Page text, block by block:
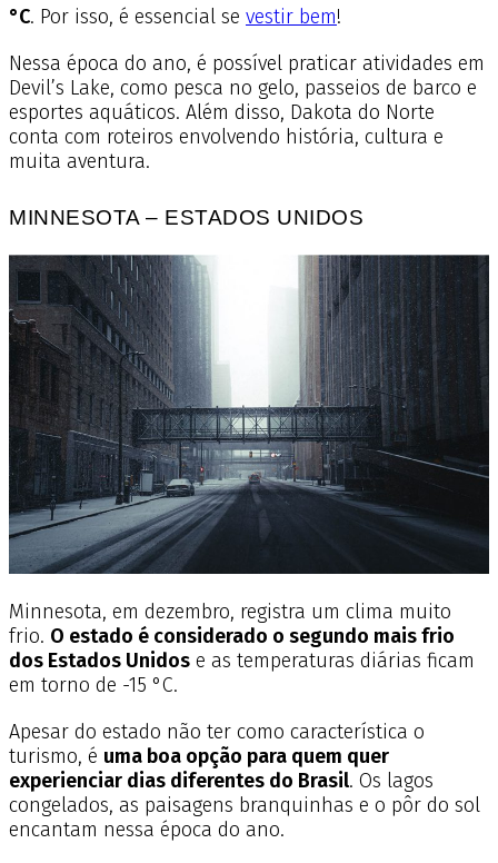
°C. Por isso, é essencial se vestir bem!
Nessa época do ano, é possível praticar atividades em
Devil’s Lake, como pesca no gelo, passeios de barco e
esportes aquáticos. Além disso, Dakota do Norte
conta com roteiros envolvendo história, cultura e
muita aventura.
MINNESOTA – ESTADOS UNIDOS
Minnesota, em dezembro, registra um clima muito
frio. O estado é considerado o segundo mais frio
dos Estados Unidos e as temperaturas diárias ficam
em torno de -15 °C.
Apesar do estado não ter como característica o
turismo, é uma boa opção para quem quer
experienciar dias diferentes do Brasil. Os lagos
congelados, as paisagens branquinhas e o pôr do sol
encantam nessa época do ano.